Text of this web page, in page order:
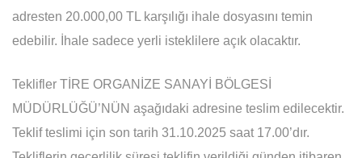
adresten 20.000,00 TL karşılığı ihale dosyasını temin
edebilir. İhale sadece yerli isteklilere açık olacaktır.
Teklifler TİRE ORGANİZE SANAYİ BÖLGESİ
MÜDÜRLÜĞÜ’NÜN aşağıdaki adresine teslim edilecektir.
Teklif teslimi için son tarih 31.10.2025 saat 17.00’dır.